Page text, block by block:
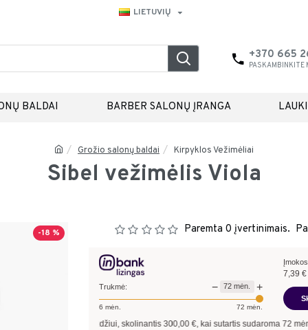
LIETUVIŲ
+370 665
PASKAMBINKITE
BALDAI BARBER SALONŲ ĮRANGA
Grožio salonų baldai Kirpyklos Vežimėliai
Sibel vežimėlis Viola
-18 % Paremta 0 įvertinimais.
Trukmė: − 72 mėn. +
6 mėn. 72 mėn.
7,39 €
300,00€, kai sutartis sudaroma72mėn. terminui, metinė